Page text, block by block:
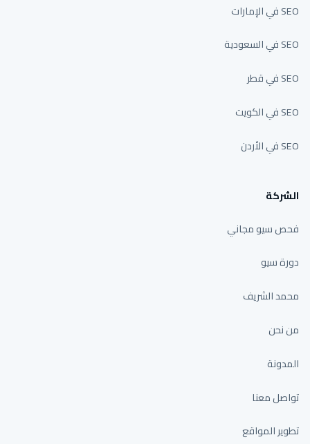
SEO في الإمارات
SEO في السعودية
SEO في قطر
SEO في الكويت
SEO في الأردن
الشركة
فحص سيو مجاني
دورة سيو
محمد الشريف
من نحن
المدونة
تواصل معنا
تطوير المواقع